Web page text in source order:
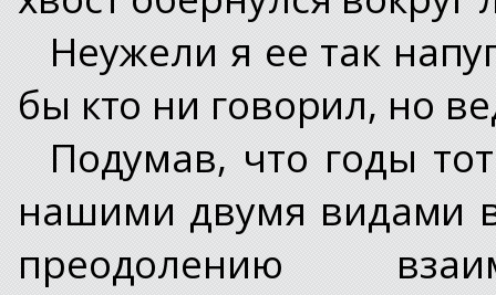
Неужели я ее так
бы кто ни говорил, но
Подумав, что годы
нашими двумя видами
преодолению